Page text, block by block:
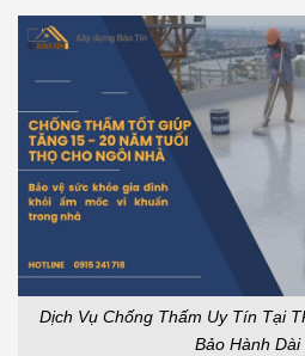
Dịch Vụ Chống Thấm Uy Tín Tại
Bảo Hành Dài